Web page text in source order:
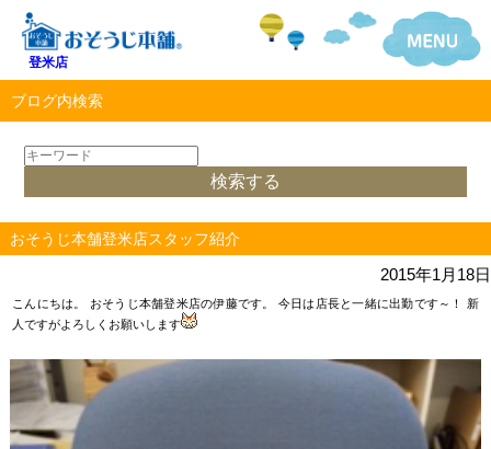
登米店
ブログ内検索
おそうじ本舗登米店スタッフ紹介
2015年1月18日
こんにちは。 おそうじ本舗登米店の伊藤です。 今日は店長と一緒に出勤です～！ 新
人ですがよろしくお願いします